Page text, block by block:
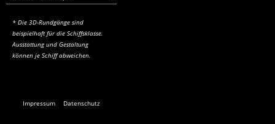
* Die 3D-Rundgänge sind
beispielhaft für die Schiffsklasse.
Ausstattung und Gestaltung
können je Schiff abweichen.
Impressum Datenschutz